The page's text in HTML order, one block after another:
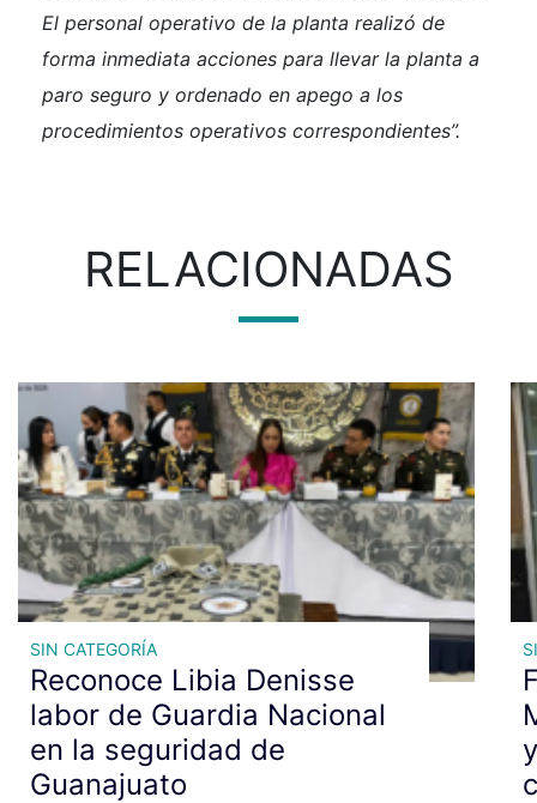
El personal operativo de la planta realizó de
forma inmediata acciones para llevar la planta a
paro seguro y ordenado en apego a los
procedimientos operativos correspondientes”.
RELACIONADAS
SIN CATEGORÍA
Reconoce Libia Denisse
labor de Guardia Nacional
en la seguridad de
Guanajuato